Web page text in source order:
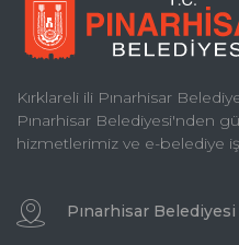
Kırklareli ili Pınarhisar
Pınarhisar Belediyesi'nden
hizmetlerimiz ve e-belediye
Pınarhisar Belediyesi